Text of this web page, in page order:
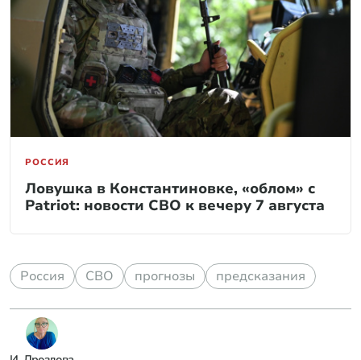
РОССИЯ
Ловушка в Константиновке, «облом» с
Patriot: новости СВО к вечеру 7 августа
Россия СВО прогнозы предсказания